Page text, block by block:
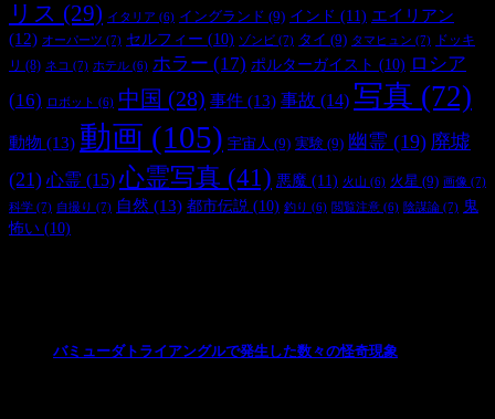
リス (29) イタリア (6) イングランド (9) インド (11) エイリアン
(12) オーパーツ (7) セルフィー (10) ゾンビ (7) タイ (9) タマヒュン (7)
ドッキ
リ (8) ネコ (7) ホテル (6) ホラー (17) ポルターガイスト (10) ロシア
(16)
ロボット (6) 中国 (28) 事件 (13) 事故 (14) 写真 (72)
動物 (13) 動画 (105) 宇宙人 (9) 実験 (9) 幽霊 (19) 廃墟
(21) 心霊 (15) 心霊写真 (41) 悪魔 (11) 火山 (6) 火星 (9) 画像 (7)
科学 (7) 自撮り (7) 自然 (13) 都市伝説 (10) 釣り (6) 閲覧注意 (6) 陰謀論 (7) 鬼
怖い (10)
バミューダトライアングルで発生した数々の怪奇現象